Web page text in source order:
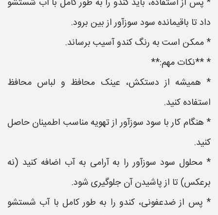
* پس از استفاده، باید کندو را به طور کامل با آب شستشو
داد تا باقیمانده سود سوزآور از بین برود.
* ممکن است به رنگ کندو آسیب برساند.
* **نکات مهم:**
* همیشه از دستکش، عینک محافظ و لباس محافظ
استفاده کنید.
* هنگام کار با سود سوزآور از تهویه مناسب اطمینان حاصل
کنید.
* محلول سود سوزآور را به آرامی به آب اضافه کنید (نه
برعکس) تا از پاشیدن آن جلوگیری شود.
* پس از ضدعفونی، کندو را به طور کامل با آب شستشو